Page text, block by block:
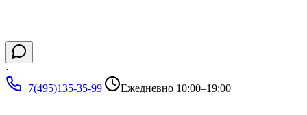
·
+7(495)135-35-99| Ежедневно 10:00–19:00